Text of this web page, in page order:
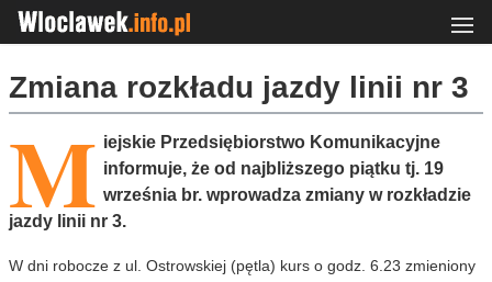
Zmiana rozkładu jazdy linii nr 3
M iejskie Przedsiębiorstwo Komunikacyjne
informuje, że od najbliższego piątku tj. 19
września br. wprowadza zmiany w rozkładzie
jazdy linii nr 3.
W dni robocze z ul. Ostrowskiej (pętla) kurs o godz. 6.23 zmieniony